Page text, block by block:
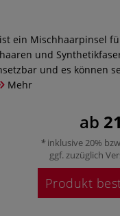
ist ein Mischhaarpinsel
und
und es können
Mehr
ab
inklusive 20%
ggf. zuzüglich
Produkt